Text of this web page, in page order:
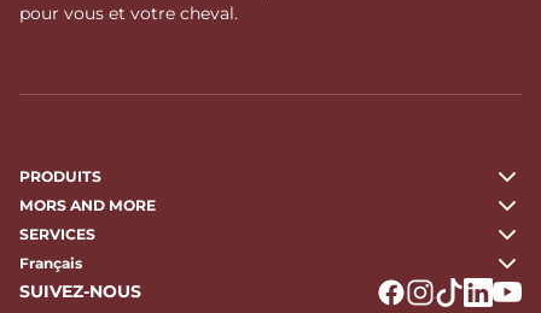
pour vous et votre cheval.
PRODUITS
MORS AND MORE
SERVICES
Français
SUIVEZ-NOUS